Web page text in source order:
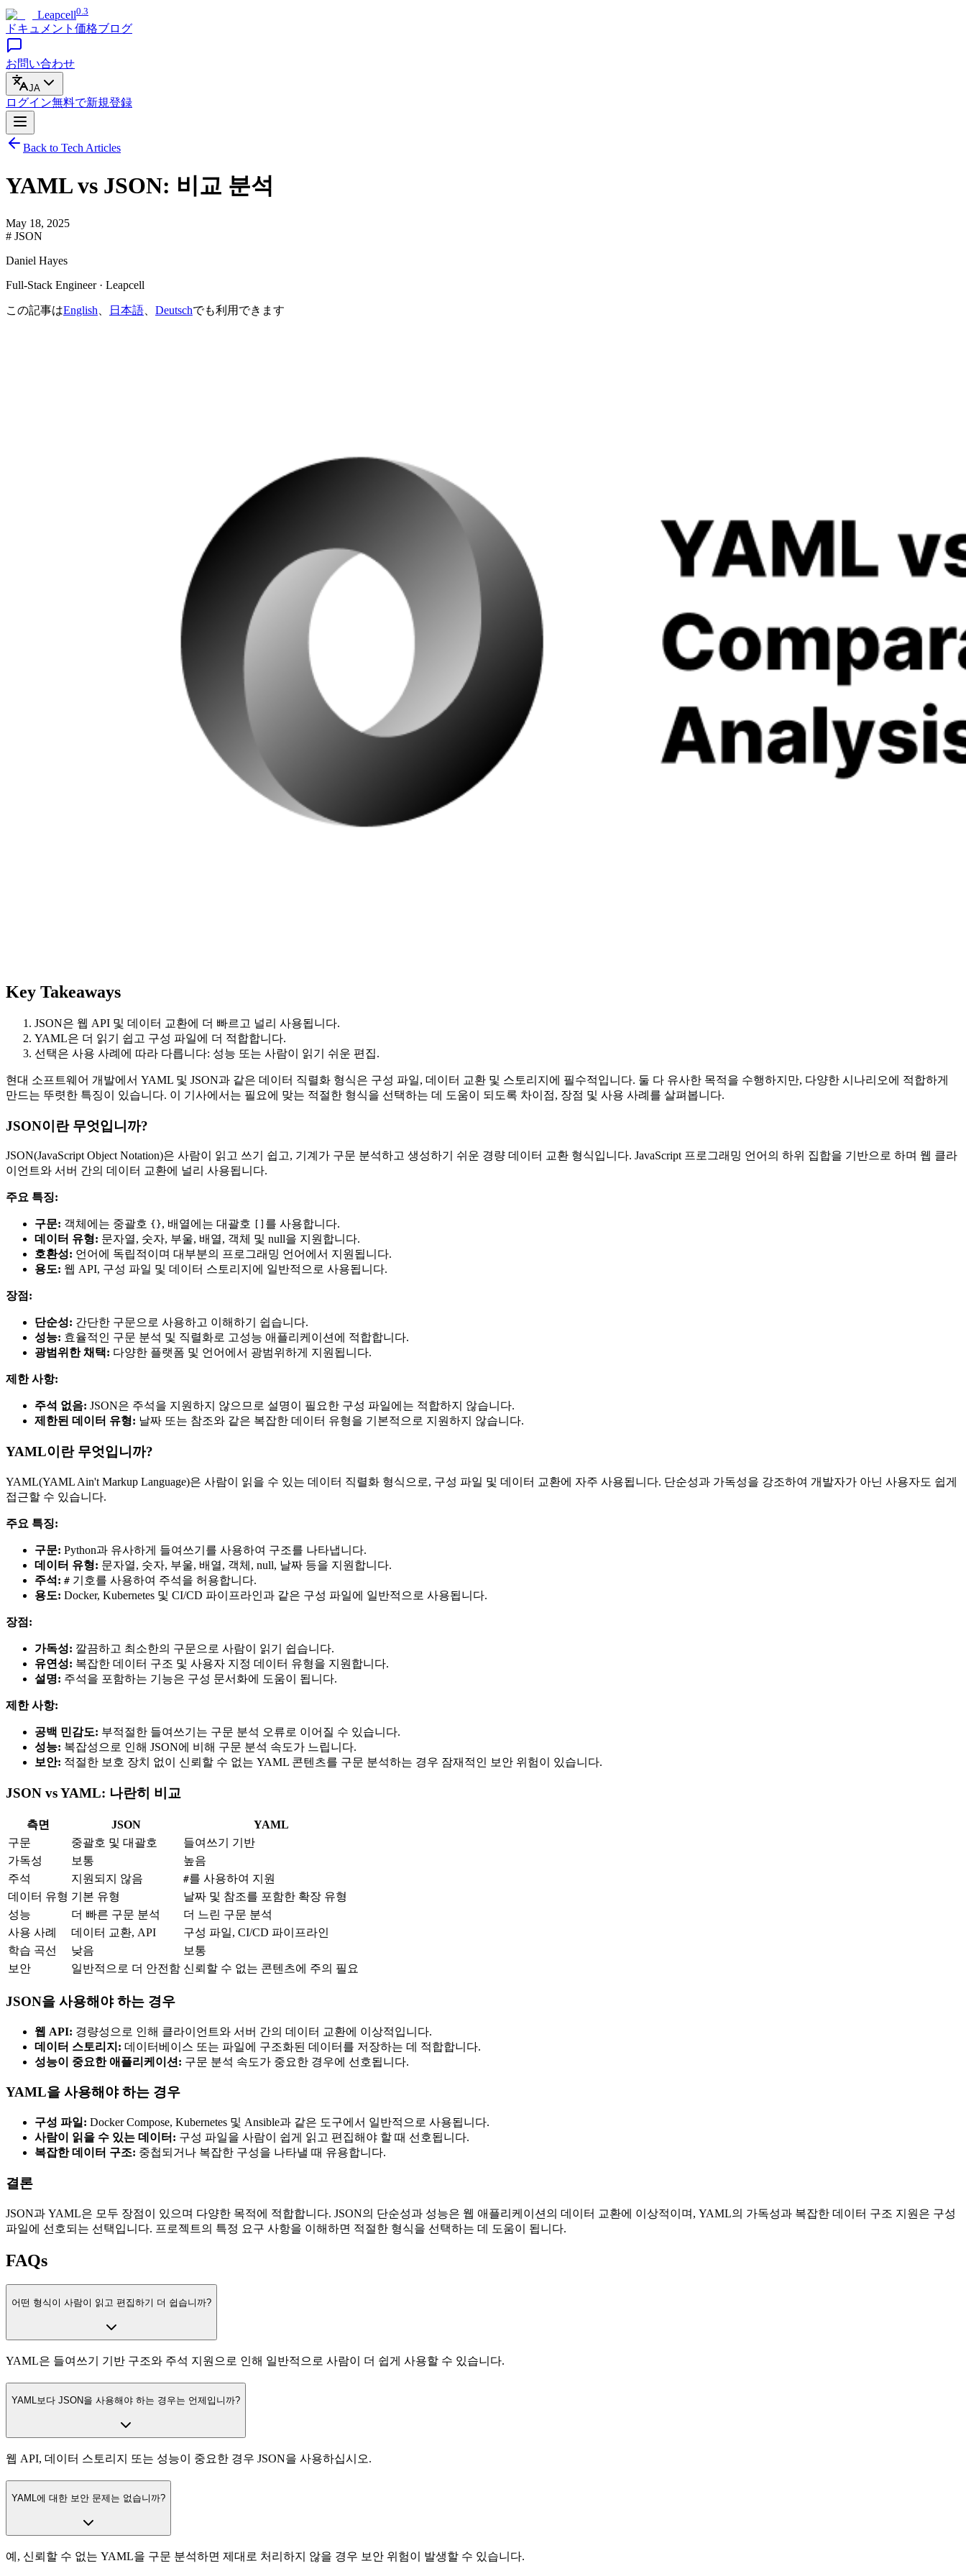
Leapcell0.3
ドキュメント 価格ブログ
お問い合わせ
JA
ログイン無料で新規登録
Back to Tech Articles
YAML vs JSON: 비교 분석
May 18, 2025
# JSON
Daniel Hayes
Full-Stack Engineer · Leapcell
この記事はEnglish 日本語 Deutschでも利用できます
Key Takeaways
JSON은 웹 API 및 데이터 교환에 더 빠르고 널리 사용됩니다.
YAML은 더 읽기 쉽고 구성 파일에 더 적합합니다.
선택은 사용 사례에 따라 다릅니다: 성능 또는 사람이 읽기 쉬운 편집.
현대 소프트웨어 개발에서 YAML 및 JSON과 같은 데이터 직렬화 형식은 구성 파일, 데이터 교환 및 스토리지에 필수적입니다. 둘 다 유사한 목적을 수행하지만, 다양한 시나리오에 적합하게
만드는 뚜렷한 특징이 있습니다. 이 기사에서는 필요에 맞는 적절한 형식을 선택하는 데 도움이 되도록 차이점, 장점 및 사용 사례를 살펴봅니다.
JSON이란 무엇입니까?
JSON(JavaScript Object Notation)은 사람이 읽고 쓰기 쉽고, 기계가 구문 분석하고 생성하기 쉬운 경량 데이터 교환 형식입니다. JavaScript 프로그래밍 언어의 하위 집합을 기반으로 하며 웹 클라
이언트와 서버 간의 데이터 교환에 널리 사용됩니다.
주요 특징:
구문: 객체에는 중괄호 {}, 배열에는 대괄호
를 사용합니다.
데이터 유형: 문자열, 숫자, 부울, 배열, 객체 및 null을 지원합니다.
호환성: 언어에 독립적이며 대부분의 프로그래밍 언어에서 지원됩니다.
용도: 웹 API, 구성 파일 및 데이터 스토리지에 일반적으로 사용됩니다.
장점:
단순성: 간단한 구문으로 사용하고 이해하기 쉽습니다.
성능: 효율적인 구문 분석 및 직렬화로 고성능 애플리케이션에 적합합니다.
광범위한 채택: 다양한 플랫폼 및 언어에서 광범위하게 지원됩니다.
제한 사항:
주석 없음: JSON은 주석을 지원하지 않으므로 설명이 필요한 구성 파일에는 적합하지 않습니다.
제한된 데이터 유형: 날짜 또는 참조와 같은 복잡한 데이터 유형을 기본적으로 지원하지 않습니다.
YAML이란 무엇입니까?
YAML(YAML Ain't Markup Language)은 사람이 읽을 수 있는 데이터 직렬화 형식으로, 구성 파일 및 데이터 교환에 자주 사용됩니다. 단순성과 가독성을 강조하여 개발자가 아닌 사용자도 쉽게
접근할 수 있습니다.
주요 특징:
구문: Python과 유사하게 들여쓰기를 사용하여 구조를 나타냅니다.
데이터 유형: 문자열, 숫자, 부울, 배열, 객체, null, 날짜 등을 지원합니다.
주석: # 기호를 사용하여 주석을 허용합니다.
용도: Docker, Kubernetes 및 CI/CD 파이프라인과 같은 구성 파일에 일반적으로 사용됩니다.
장점:
가독성: 깔끔하고 최소한의 구문으로 사람이 읽기 쉽습니다.
유연성: 복잡한 데이터 구조 및 사용자 지정 데이터 유형을 지원합니다.
설명: 주석을 포함하는 기능은 구성 문서화에 도움이 됩니다.
제한 사항:
공백 민감도: 부적절한 들여쓰기는 구문 분석 오류로 이어질 수 있습니다.
성능: 복잡성으로 인해 JSON에 비해 구문 분석 속도가 느립니다.
보안: 적절한 보호 장치 없이 신뢰할 수 없는 YAML 콘텐츠를 구문 분석하는 경우 잠재적인 보안 위험이 있습니다.
JSON vs YAML: 나란히 비교
측면 JSON
YAML
구문
중괄호 및 대괄호
들여쓰기 기반
가독성
보통
높음
주석
지원되지 않음 #를 사용하여 지원
데이터 유형 기본 유형
날짜 및 참조를 포함한 확장 유형
성능
더 빠른 구문 분석
더 느린 구문 분석
사용 사례
데이터 교환, API
구성 파일, CI/CD 파이프라인
학습 곡선
낮음
보통
보안
일반적으로 더 안전함 신뢰할 수 없는 콘텐츠에 주의 필요
JSON을 사용해야 하는 경우
웹 API: 경량성으로 인해 클라이언트와 서버 간의 데이터 교환에 이상적입니다.
데이터 스토리지: 데이터베이스 또는 파일에 구조화된 데이터를 저장하는 데 적합합니다.
성능이 중요한 애플리케이션: 구문 분석 속도가 중요한 경우에 선호됩니다.
YAML을 사용해야 하는 경우
구성 파일: Docker Compose, Kubernetes 및 Ansible과 같은 도구에서 일반적으로 사용됩니다.
사람이 읽을 수 있는 데이터: 구성 파일을 사람이 쉽게 읽고 편집해야 할 때 선호됩니다.
복잡한 데이터 구조: 중첩되거나 복잡한 구성을 나타낼 때 유용합니다.
결론
JSON과 YAML은 모두 장점이 있으며 다양한 목적에 적합합니다. JSON의 단순성과 성능은 웹 애플리케이션의 데이터 교환에 이상적이며, YAML의 가독성과 복잡한 데이터 구조 지원은 구성
파일에 선호되는 선택입니다. 프로젝트의 특정 요구 사항을 이해하면 적절한 형식을 선택하는 데 도움이 됩니다.
FAQs
어떤 형식이 사람이 읽고 편집하기 더 쉽습니까?
YAML은 들여쓰기 기반 구조와 주석 지원으로 인해 일반적으로 사람이 더 쉽게 사용할 수 있습니다.
YAML보다 JSON을 사용해야 하는 경우는 언제입니까?
웹 API, 데이터 스토리지 또는 성능이 중요한 경우 JSON을 사용하십시오.
YAML에 대한 보안 문제는 없습니까?
예, 신뢰할 수 없는 YAML을 구문 분석하면 제대로 처리하지 않을 경우 보안 위험이 발생할 수 있습니다.